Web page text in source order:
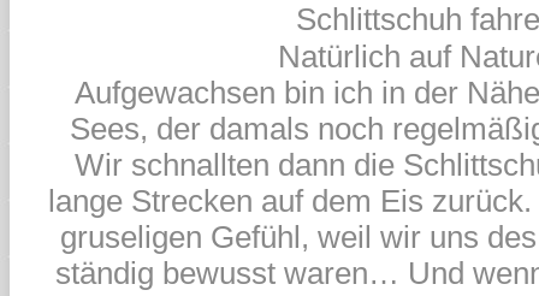
Schlittschuh
Natürlich auf
Aufgewachsen bin ich in der
Sees, der damals noch
Wir schnallten dann die
lange Strecken auf dem Eis
gruseligen Gefühl, weil wir uns
ständig bewusst waren… Und